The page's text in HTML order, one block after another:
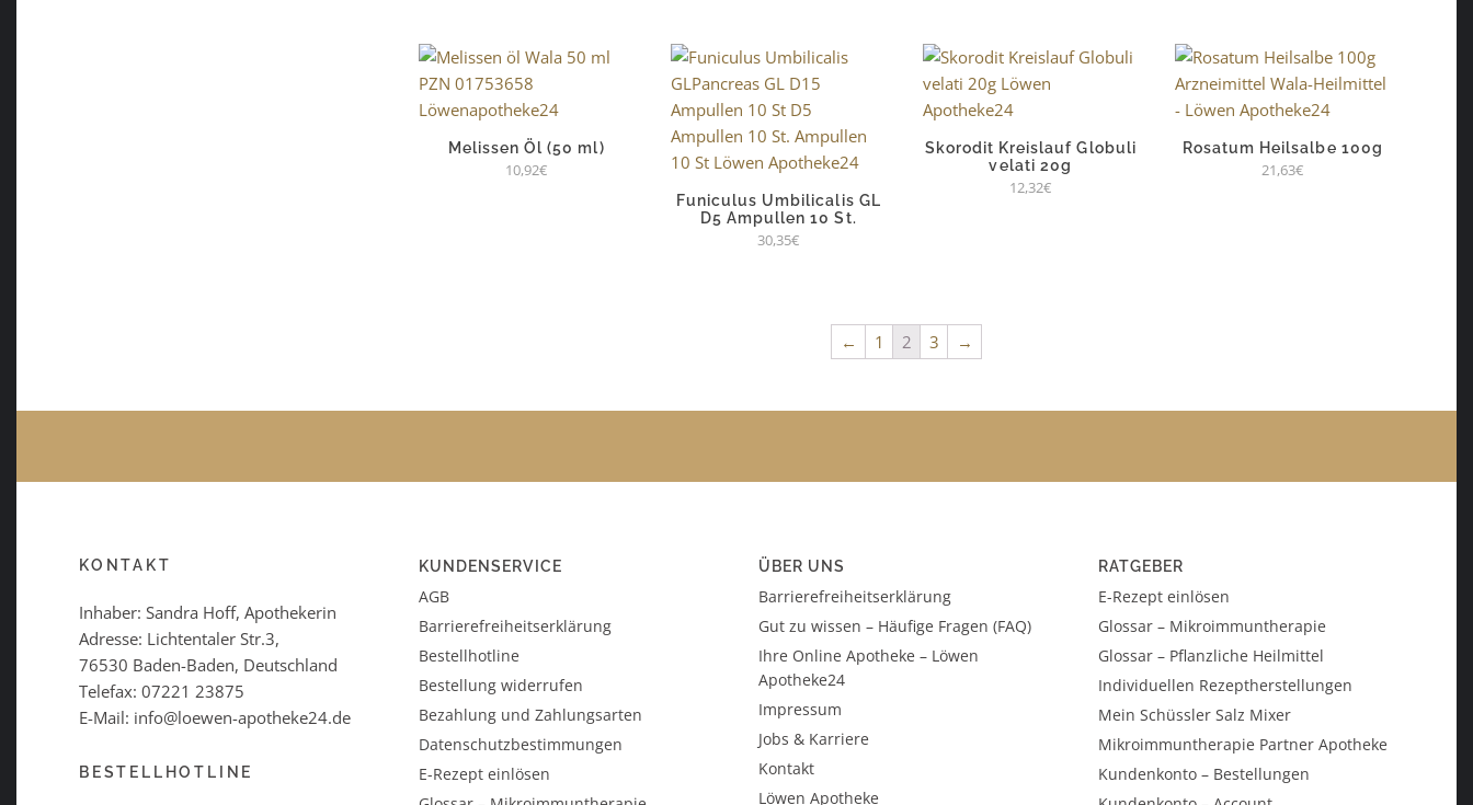
Melissen Öl (50 ml)
10,92€
Funiculus Umbilicalis GL
D5 Ampullen 10 St.
30,35€
Skorodit Kreislauf Globuli
velati 20g
12,32€
Rosatum Heilsalbe 100g
21,63€
← 1 2 3 →
KONTAKT
Inhaber: Sandra Hoff, Apothekerin
Adresse: Lichtentaler Str.3,
76530 Baden-Baden, Deutschland
Telefax: 07221 23875
E-Mail: info@loewen-apotheke24.de
BESTELLHOTLINE
KUNDENSERVICE
AGB
Barrierefreiheitserklärung
Bestellhotline
Bestellung widerrufen
Bezahlung und Zahlungsarten
Datenschutzbestimmungen
E-Rezept einlösen
ÜBER UNS
Barrierefreiheitserklärung
Gut zu wissen – Häufige Fragen (FAQ)
Ihre Online Apotheke – Löwen
Apotheke24
Impressum
Jobs & Karriere
Kontakt
Löwen Apotheke
RATGEBER
E-Rezept einlösen
Glossar – Mikroimmuntherapie
Glossar – Pflanzliche Heilmittel
Individuellen Rezeptherstellungen
Mein Schüssler Salz Mixer
Mikroimmuntherapie Partner Apotheke
Kundenkonto – Bestellungen